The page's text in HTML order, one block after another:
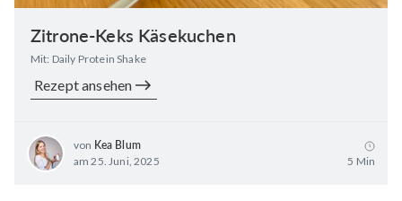
Zitrone-Keks Käsekuchen
Mit: Daily Protein Shake
Rezept ansehen
von Kea Blum
am 25. Juni, 2025
5 Min